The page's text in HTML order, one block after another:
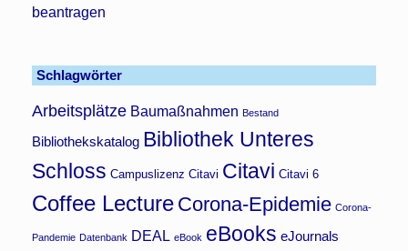
beantragen
Schlagwörter
Arbeitsplätze Baumaßnahmen Bestand
Bibliothekskatalog Bibliothek Unteres
Schloss Campuslizenz Citavi Citavi Citavi 6
Coffee Lecture Corona-Epidemie Corona-
Pandemie Datenbank DEAL eBook eBooks eJournals